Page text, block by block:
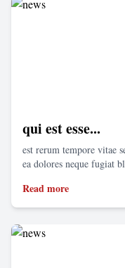
qui est esse...
est rerum tempore vitae
ea dolores neque fugiat
Read more